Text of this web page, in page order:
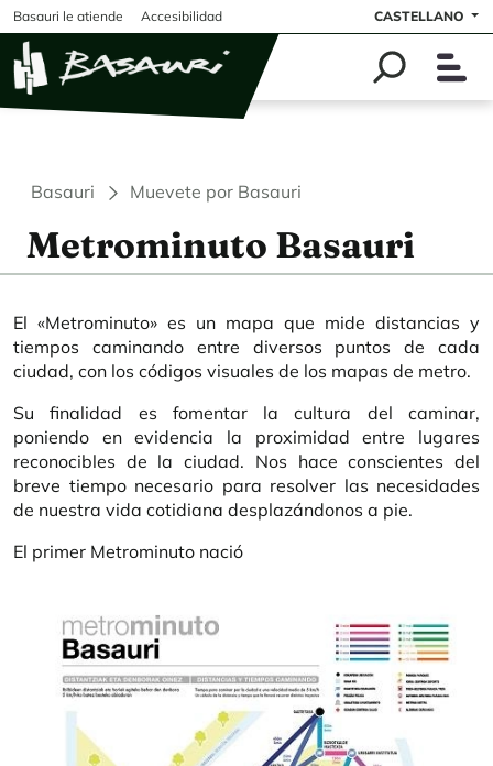
Pasar al contenido principal
Basauri le atiende Accesibilidad CASTELLANO
Basauri Muevete por Basauri
Metrominuto Basauri
El «Metrominuto» es un mapa que mide distancias y
tiempos caminando entre diversos puntos de cada
ciudad, con los códigos visuales de los mapas de metro.
Su finalidad es fomentar la cultura del caminar,
poniendo en evidencia la proximidad entre lugares
reconocibles de la ciudad. Nos hace conscientes del
breve tiempo necesario para resolver las necesidades
de nuestra vida cotidiana desplazándonos a pie.
El primer Metrominuto nació